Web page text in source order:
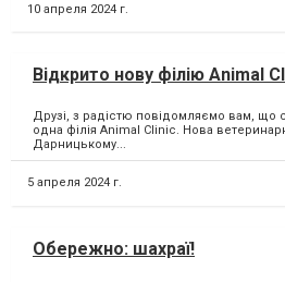
10 апреля 2024 г.
Відкрито нову філію Animal
Друзі, з радістю повідомляємо вам, що
одна філія Animal Clinic. Нова
Дарницькому...
5 апреля 2024 г.
Обережно: шахраї!